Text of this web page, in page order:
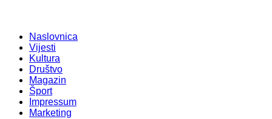
Naslovnica
Vijesti
Kultura
Društvo
Magazin
Šport
Impressum
Marketing